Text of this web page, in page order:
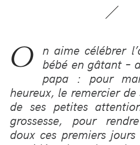
O n aime célébrer
bébé en gâtant –
papa : pour
heureux, le remercier de
de ses petites
grossesse, pour
doux ces premiers